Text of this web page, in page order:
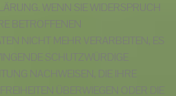
WENN SIE WIDERSPRUCH
BETROFFENEN
NICHT MEHR VERARBEITEN, ES
SCHUTZWÜRDIGE
NACHWEISEN, DIE IHRE
ÜBERWIEGEN ODER DIE